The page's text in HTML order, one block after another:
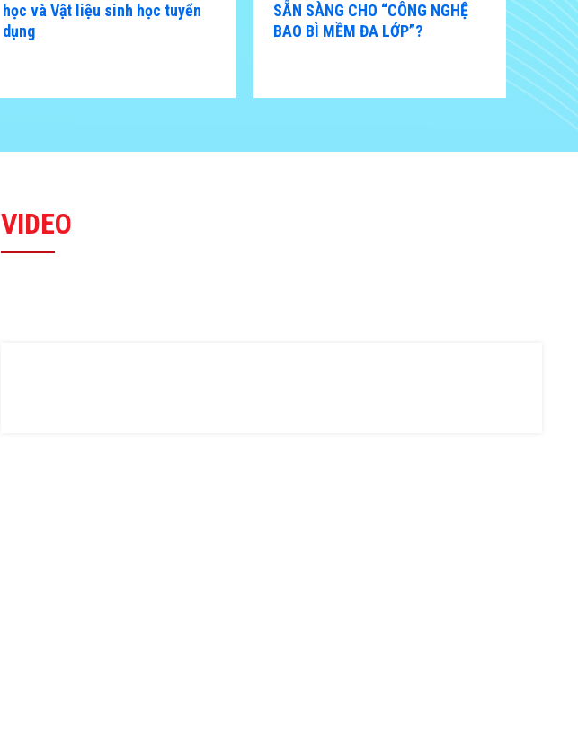
học và Vật liệu sinh học tuyển
dụng
SẴN SÀNG CHO “CÔNG NGHỆ
BAO BÌ MỀM ĐA LỚP”?
VỰC
VIDEO